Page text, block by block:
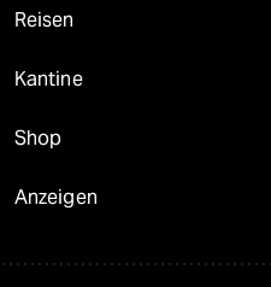
Reisen
Kantine
Shop
Anzeigen